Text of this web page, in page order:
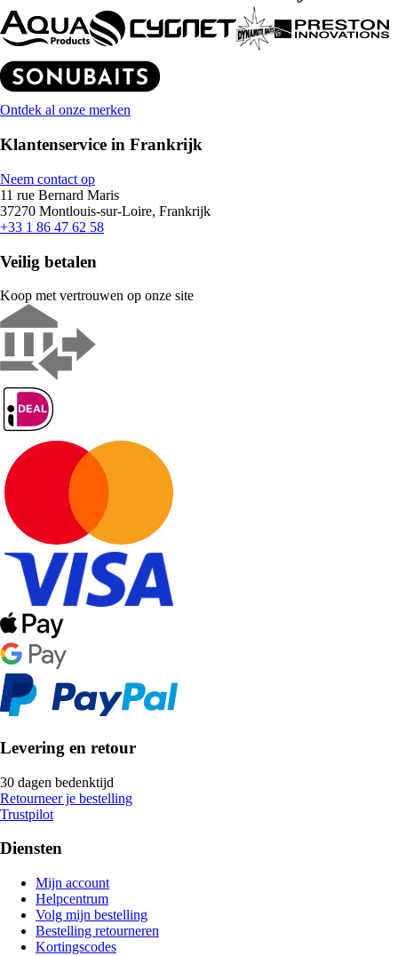
Ontdek al onze merken
Klantenservice in Frankrijk
Neem contact op
11 rue Bernard Maris
37270 Montlouis-sur-Loire, Frankrijk
+33 1 86 47 62 58
Veilig betalen
Koop met vertrouwen op onze site
Levering en retour
30 dagen bedenktijd
Retourneer je bestelling
Trustpilot
Diensten
Mijn account
Helpcentrum
Volg mijn bestelling
Bestelling retourneren
Kortingscodes